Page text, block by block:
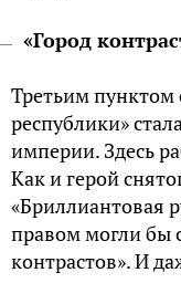
«Город
Третьим пунктом
республики»
империи. Здесь
Как и герой
«Бриллиантовая
правом могли бы
контрастов». И